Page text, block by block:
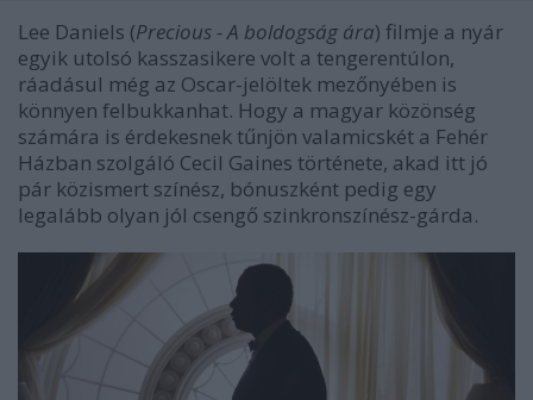
Lee Daniels (Precious - A boldogság ára) filmje a nyár
egyik utolsó kasszasikere volt a tengerentúlon,
ráadásul még az Oscar-jelöltek mezőnyében is
könnyen felbukkanhat. Hogy a magyar közönség
számára is érdekesnek tűnjön valamicskét a Fehér
Házban szolgáló Cecil Gaines története, akad itt jó
pár közismert színész, bónuszként pedig egy
legalább olyan jól csengő szinkronszínész-gárda.